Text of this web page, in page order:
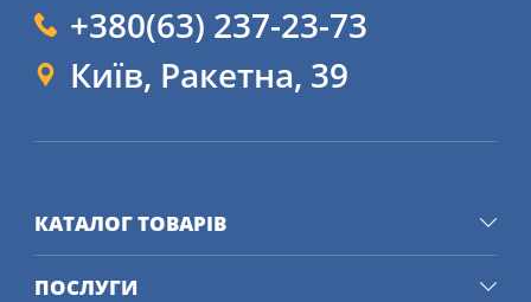
+380(63) 237-23-73
Київ, Ракетна, 39
КАТАЛОГ ТОВАРІВ
ПОСЛУГИ